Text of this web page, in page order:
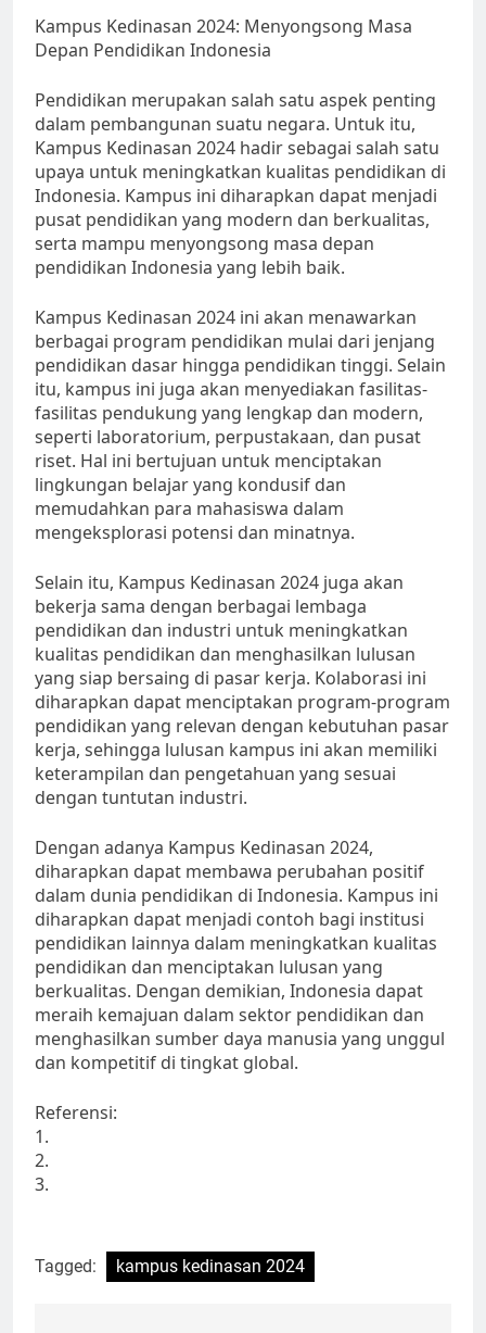
Kampus Kedinasan 2024: Menyongsong Masa
Depan Pendidikan Indonesia
Pendidikan merupakan salah satu aspek penting
dalam pembangunan suatu negara. Untuk itu,
Kampus Kedinasan 2024 hadir sebagai salah satu
upaya untuk meningkatkan kualitas pendidikan di
Indonesia. Kampus ini diharapkan dapat menjadi
pusat pendidikan yang modern dan berkualitas,
serta mampu menyongsong masa depan
pendidikan Indonesia yang lebih baik.
Kampus Kedinasan 2024 ini akan menawarkan
berbagai program pendidikan mulai dari jenjang
pendidikan dasar hingga pendidikan tinggi. Selain
itu, kampus ini juga akan menyediakan fasilitas-
fasilitas pendukung yang lengkap dan modern,
seperti laboratorium, perpustakaan, dan pusat
riset. Hal ini bertujuan untuk menciptakan
lingkungan belajar yang kondusif dan
memudahkan para mahasiswa dalam
mengeksplorasi potensi dan minatnya.
Selain itu, Kampus Kedinasan 2024 juga akan
bekerja sama dengan berbagai lembaga
pendidikan dan industri untuk meningkatkan
kualitas pendidikan dan menghasilkan lulusan
yang siap bersaing di pasar kerja. Kolaborasi ini
diharapkan dapat menciptakan program-program
pendidikan yang relevan dengan kebutuhan pasar
kerja, sehingga lulusan kampus ini akan memiliki
keterampilan dan pengetahuan yang sesuai
dengan tuntutan industri.
Dengan adanya Kampus Kedinasan 2024,
diharapkan dapat membawa perubahan positif
dalam dunia pendidikan di Indonesia. Kampus ini
diharapkan dapat menjadi contoh bagi institusi
pendidikan lainnya dalam meningkatkan kualitas
pendidikan dan menciptakan lulusan yang
berkualitas. Dengan demikian, Indonesia dapat
meraih kemajuan dalam sektor pendidikan dan
menghasilkan sumber daya manusia yang unggul
dan kompetitif di tingkat global.
Referensi:
1.
2.
3.
Tagged: kampus kedinasan 2024